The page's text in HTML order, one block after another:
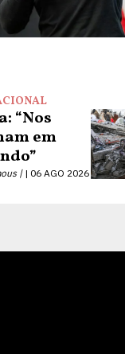
“Nos
em
| 06 AGO 2026